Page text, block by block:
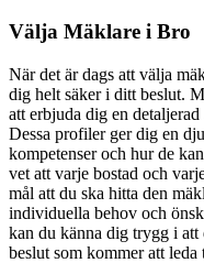
Välja Mäklare i Bro
När det är dags att välja
dig helt säker i ditt beslut.
att erbjuda dig en
Dessa profiler ger dig en
kompetenser och hur de
vet att varje bostad och
mål att du ska hitta den
individuella behov och
kan du känna dig trygg i
beslut som kommer att